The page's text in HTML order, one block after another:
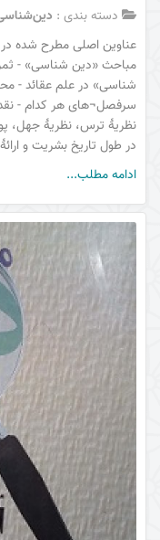
دسته بندی :
عناوین اصلی مطرح شده در
مباحث «دین شناسی» -
شناسی» در علم عقائد -
سرفصل¬های هر کدام -
نظریۀ ترس، نظریۀ جهل،
در طول تاریخ بشریت و
ادامه مطلب...